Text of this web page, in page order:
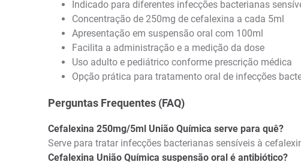
Indicado para diferentes infecções bacterianas
Concentração de 250mg de cefalexina a cada 5ml
Apresentação em suspensão oral com 100ml
Facilita a administração e a medição da dose
Uso adulto e pediátrico conforme prescrição médica
Opção prática para tratamento oral de infecções
Perguntas Frequentes (FAQ)
Cefalexina 250mg/5ml União Química serve para quê?
Serve para tratar infecções bacterianas sensíveis à
Cefalexina União Química suspensão oral é antibiótico?